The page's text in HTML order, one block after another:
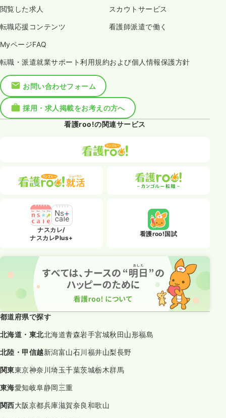
閲覧した求人 スカウトサービス
転職応援コンテンツ 看護師派遣で働く
MyページFAQ
転職・派遣就業サポート利用規約および個人情報保護方針
お問い合わせフォーム
採用・求人掲載をお考えの方へ
看護roo!の関連サービス
ナスカレ/
ナスカレPlus+
看護roo!国試
都道府県で探す
北海道・東北北海道青森岩手宮城秋田山形福島
北陸・甲信越新潟富山石川福井山梨長野
関東東京神奈川埼玉千葉茨城栃木群馬
東海愛知岐阜静岡三重
関西大阪京都兵庫滋賀奈良和歌山